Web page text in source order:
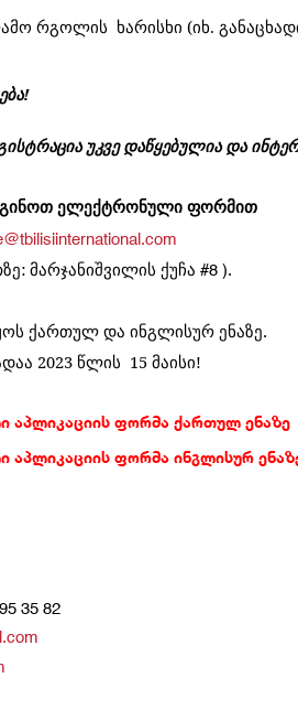
რგოლის ხარისხი (იხ.
უკვე დაწყებულია და
ელექტრონული ფორმით
: მარჯანიშვილის ქუჩა #8 ).
ქართულ და ინგლისურ ენაზე.
2023 წლის 15 მაისი!
ფორმა ქართულ ენაზე
ფორმა ინგლისურ
35 82